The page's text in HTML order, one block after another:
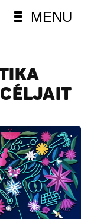
MENU